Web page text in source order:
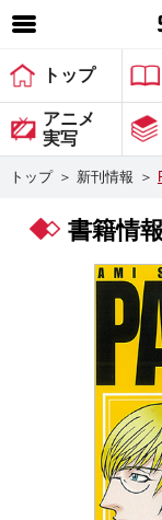
SQUARE
ゲーム
マガジン＆ブックス
グッズ
会社情報
スクウェア・エニック
トップ
アニメ
実写
トップ ＞ 新刊情報 ＞
書籍情報